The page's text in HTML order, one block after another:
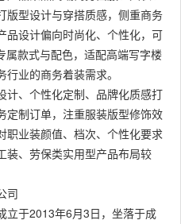
版型设计与穿搭质感，侧重商务
品设计偏向时尚化、个性化，可
属款式与配色，适配高端写字楼
业的商务着装需求。
计、个性化定制、品牌化质感打
定制订单，注重服装版型修饰效
职业装颜值、档次、个性化要求
装、劳保类实用型产品布局较
司
立于2013年6月3日，坐落于成